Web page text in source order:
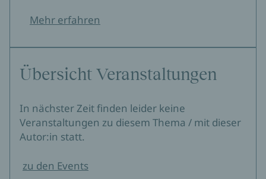
Mehr erfahren
Übersicht Veranstaltungen
In nächster Zeit finden leider keine
Veranstaltungen zu diesem Thema / mit dieser
Autor:in statt.
zu den Events